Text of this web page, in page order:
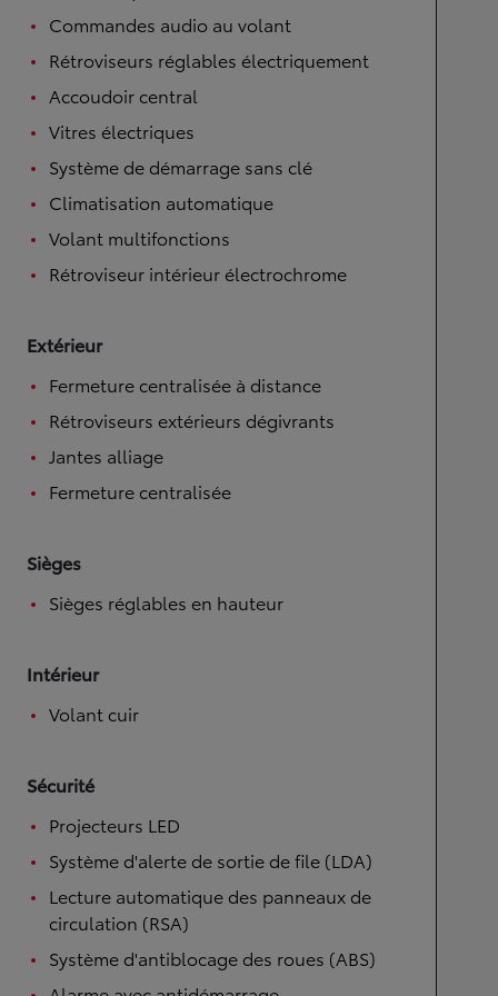
Commandes audio au volant
Rétroviseurs réglables électriquement
Accoudoir central
Vitres électriques
Système de démarrage sans clé
Climatisation automatique
Volant multifonctions
Rétroviseur intérieur électrochrome
Extérieur
Fermeture centralisée à distance
Rétroviseurs extérieurs dégivrants
Jantes alliage
Fermeture centralisée
Sièges
Sièges réglables en hauteur
Intérieur
Volant cuir
Sécurité
Projecteurs LED
Système d'alerte de sortie de file (LDA)
Lecture automatique des panneaux de
circulation (RSA)
Système d'antiblocage des roues (ABS)